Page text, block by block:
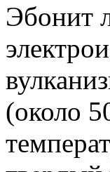
Эбонит
(около